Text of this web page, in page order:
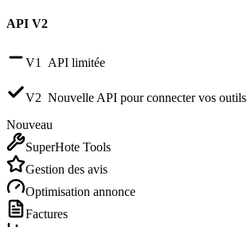
API V2
V1 API limitée
V2 Nouvelle API pour connecter vos outils
Nouveau
SuperHote Tools
Gestion des avis
Optimisation annonce
Factures